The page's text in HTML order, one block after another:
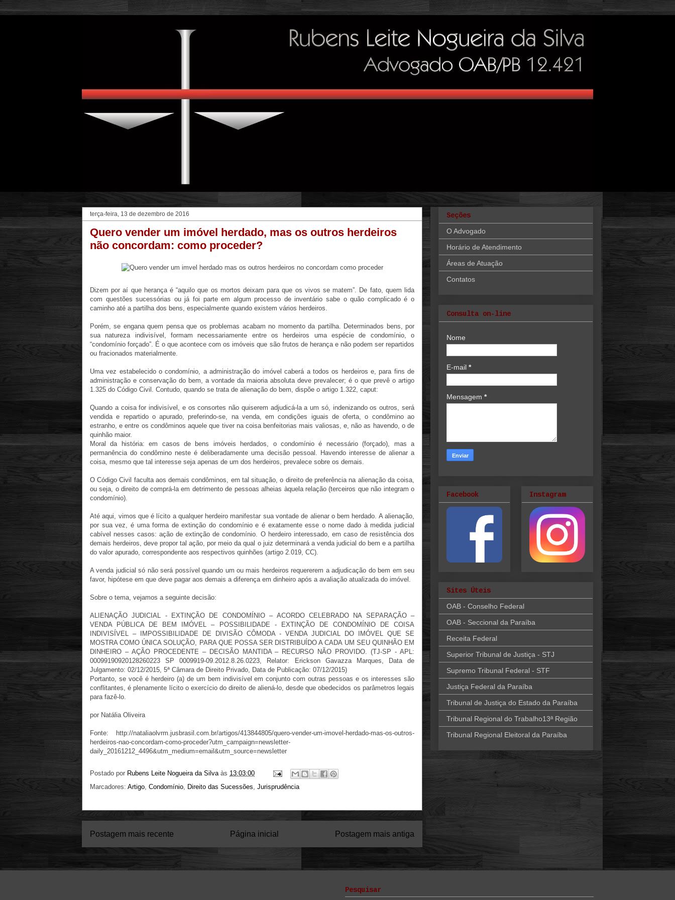
terça-feira, 13 de dezembro de 2016
Quero vender um imóvel herdado, mas os outros herdeiros
não concordam: como proceder?
Dizem por aí que herança é “aquilo que os mortos deixam para que os vivos se matem”. De fato, quem lida
com questões sucessórias ou já foi parte em algum processo de inventário sabe o quão complicado é o
caminho até a partilha dos bens, especialmente quando existem vários herdeiros.
Porém, se engana quem pensa que os problemas acabam no momento da partilha. Determinados bens, por
sua natureza indivisível, formam necessariamente entre os herdeiros uma espécie de condomínio, o
“condomínio forçado”. É o que acontece com os imóveis que são frutos de herança e não podem ser repartidos
ou fracionados materialmente.
Uma vez estabelecido o condomínio, a administração do imóvel caberá a todos os herdeiros e, para fins de
administração e conservação do bem, a vontade da maioria absoluta deve prevalecer; é o que prevê o artigo
1.325 do Código Civil. Contudo, quando se trata de alienação do bem, dispõe o artigo 1.322, caput:
Quando a coisa for indivisível, e os consortes não quiserem adjudicá-la a um só, indenizando os outros, será
vendida e repartido o apurado, preferindo-se, na venda, em condições iguais de oferta, o condômino ao
estranho, e entre os condôminos aquele que tiver na coisa benfeitorias mais valiosas, e, não as havendo, o de
quinhão maior.
Moral da história: em casos de bens imóveis herdados, o condomínio é necessário (forçado), mas a
permanência do condômino neste é deliberadamente uma decisão pessoal. Havendo interesse de alienar a
coisa, mesmo que tal interesse seja apenas de um dos herdeiros, prevalece sobre os demais.
O Código Civil faculta aos demais condôminos, em tal situação, o direito de preferência na alienação da coisa,
ou seja, o direito de comprá-la em detrimento de pessoas alheias àquela relação (terceiros que não integram o
condomínio).
Até aqui, vimos que é lícito a qualquer herdeiro manifestar sua vontade de alienar o bem herdado. A alienação,
por sua vez, é uma forma de extinção do condomínio e é exatamente esse o nome dado à medida judicial
cabível nesses casos: ação de extinção de condomínio. O herdeiro interessado, em caso de resistência dos
demais herdeiros, deve propor tal ação, por meio da qual o juiz determinará a venda judicial do bem e a partilha
do valor apurado, correspondente aos respectivos quinhões (artigo 2.019, CC).
A venda judicial só não será possível quando um ou mais herdeiros requererem a adjudicação do bem em seu
favor, hipótese em que deve pagar aos demais a diferença em dinheiro após a avaliação atualizada do imóvel.
Sobre o tema, vejamos a seguinte decisão:
ALIENAÇÃO JUDICIAL - EXTINÇÃO DE CONDOMÍNIO – ACORDO CELEBRADO NA SEPARAÇÃO –
VENDA PÚBLICA DE BEM IMÓVEL – POSSIBILIDADE - EXTINÇÃO DE CONDOMÍNIO DE COISA
INDIVISÍVEL – IMPOSSIBILIDADE DE DIVISÃO CÔMODA - VENDA JUDICIAL DO IMÓVEL QUE SE
MOSTRA COMO ÚNICA SOLUÇÃO, PARA QUE POSSA SER DISTRIBUÍDO A CADA UM SEU QUINHÃO EM
DINHEIRO – AÇÃO PROCEDENTE – DECISÃO MANTIDA – RECURSO NÃO PROVIDO. (TJ-SP - APL:
00099190920128260223 SP 0009919-09.2012.8.26.0223, Relator: Erickson Gavazza Marques, Data de
Julgamento: 02/12/2015, 5ª Câmara de Direito Privado, Data de Publicação: 07/12/2015)
Portanto, se você é herdeiro (a) de um bem indivisível em conjunto com outras pessoas e os interesses são
conflitantes, é plenamente lícito o exercício do direito de aliená-lo, desde que obedecidos os parâmetros legais
para fazê-lo.
por Natália Oliveira
Fonte: http://nataliaolvrm.jusbrasil.com.br/artigos/413844805/quero-vender-um-imovel-herdado-mas-os-outros-
herdeiros-nao-concordam-como-proceder?utm_campaign=newsletter-
daily_20161212_4496&utm_medium=email&utm_source=newsletter
Postado por Rubens Leite Nogueira da Silva às 13:03:00
Marcadores: Artigo, Condomínio, Direito das Sucessões, Jurisprudência
Postagem mais recente Postagem mais antiga
Página inicial
Seções
O Advogado
Horário de Atendimento
Áreas de Atuação
Contatos
Consulta on-line
Nome
E-mail *
Mensagem *
Facebook Instagram
Sites Úteis
OAB - Conselho Federal
OAB - Seccional da Paraíba
Receita Federal
Superior Tribunal de Justiça - STJ
Supremo Tribunal Federal - STF
Justiça Federal da Paraíba
Tribunal de Justiça do Estado da Paraíba
Tribunal Regional do Trabalho13ª Região
Tribunal Regional Eleitoral da Paraíba
Pesquisar